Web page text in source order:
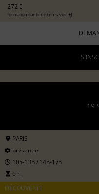
272 €
formation continue (en savoir +)
19
PARIS
présentiel
10h-13h / 14h-17h
6 h.
DÉCOUVERTE